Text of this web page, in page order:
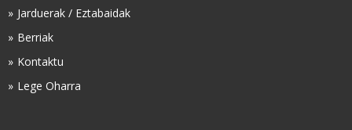
Jarduerak / Eztabaidak
Berriak
Kontaktu
Lege Oharra